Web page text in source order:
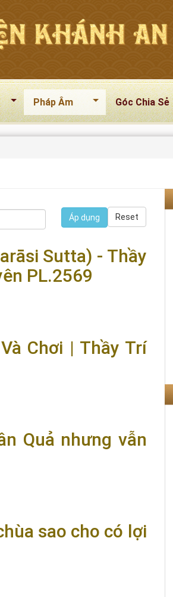
Pháp Âm Góc Chia Sẻ
Áp dụng Reset
Sutta) - Thầy
PL.2569
Trí Chơn | Khóa tu Xuất gia gieo
Chơi | Thầy Trí
Quả nhưng vẫn
sao cho có lợi